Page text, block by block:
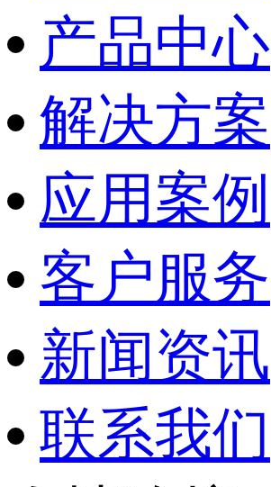
产品中心
解决方案
应用案例
客户服务
新闻资讯
联系我们